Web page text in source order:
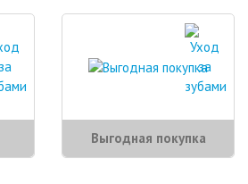
Выгодная покупка